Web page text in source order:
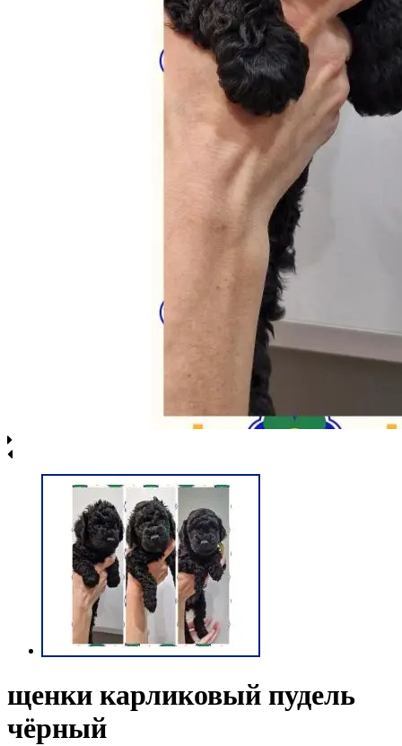
щенки карликовый пудель
чёрный